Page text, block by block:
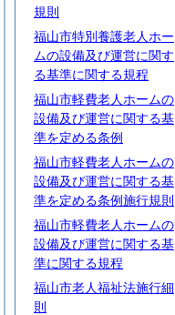
規則
福山市特別養護老人ホー
ムの設備及び運営に関す
る基準に関する規程
福山市軽費老人ホームの
設備及び運営に関する基
準を定める条例
福山市軽費老人ホームの
設備及び運営に関する基
準を定める条例施行規則
福山市軽費老人ホームの
設備及び運営に関する基
準に関する規程
福山市老人福祉法施行細
則